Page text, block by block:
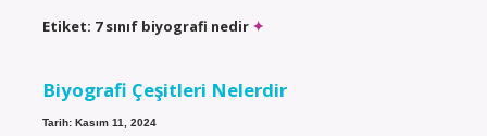
Etiket: 7 sınıf biyografi nedir
Biyografi Çeşitleri Nelerdir
Tarih: Kasım 11, 2024